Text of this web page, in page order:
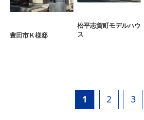
豊田市Ｋ様邸
松平志賀町モデルハウ
ス
1 2 3